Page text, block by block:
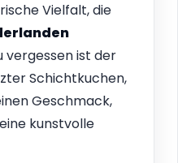
Vielfalt, die
vergessen ist der
Schichtkuchen,
Geschmack,
kunstvolle